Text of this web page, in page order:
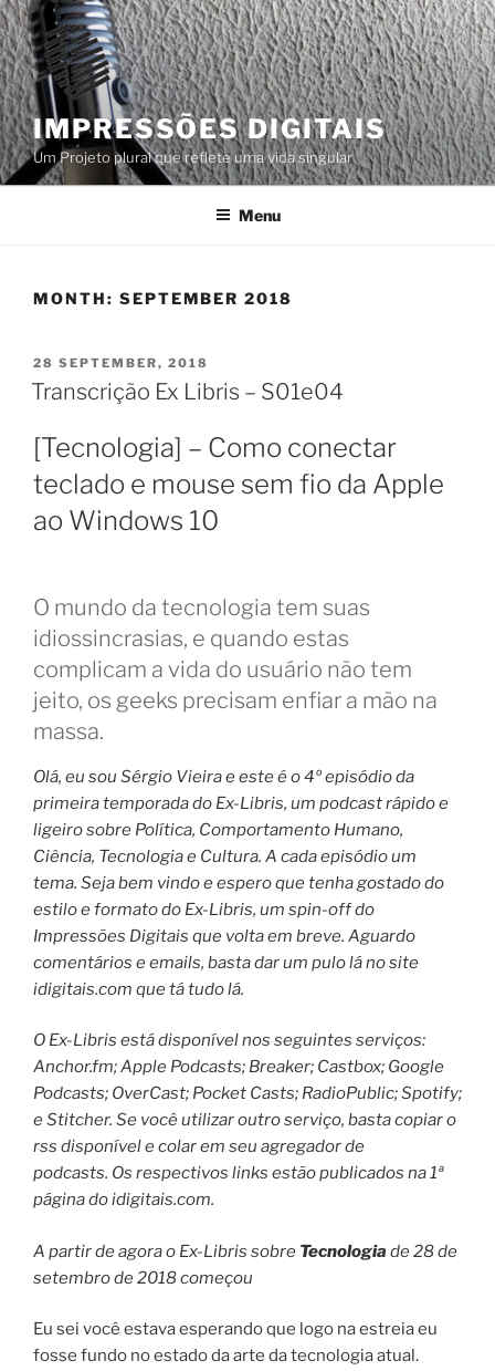
Skip
to
content
IMPRESSÕES DIGITAIS
Um Projeto plural que reflete uma vida singular
Menu
MONTH: SEPTEMBER 2018
POSTED
ON
28 SEPTEMBER, 2018
Transcrição Ex Libris – S01e04
[Tecnologia] – Como conectar
teclado e mouse sem fio da Apple
ao Windows 10
O mundo da tecnologia tem suas
idiossincrasias, e quando estas
complicam a vida do usuário não tem
jeito, os geeks precisam enfiar a mão na
massa.
Olá, eu sou Sérgio Vieira e este é o 4º episódio da
primeira temporada do Ex-Libris, um podcast rápido e
ligeiro sobre Política, Comportamento Humano,
Ciência, Tecnologia e Cultura. A cada episódio um
tema. Seja bem vindo e espero que tenha gostado do
estilo e formato do Ex-Libris, um spin-off do
Impressões Digitais que volta em breve. Aguardo
comentários e emails, basta dar um pulo lá no site
idigitais.com que tá tudo lá.
O Ex-Libris está disponível nos seguintes serviços:
Anchor.fm; Apple Podcasts; Breaker; Castbox; Google
Podcasts; OverCast; Pocket Casts; RadioPublic; Spotify;
e Stitcher. Se você utilizar outro serviço, basta copiar o
rss disponível e colar em seu agregador de
podcasts. Os respectivos links estão publicados na 1ª
página do idigitais.com.
A partir de agora o Ex-Libris sobre Tecnologia de 28 de
setembro de 2018 começou
Eu sei você estava esperando que logo na estreia eu
fosse fundo no estado da arte da tecnologia atual.